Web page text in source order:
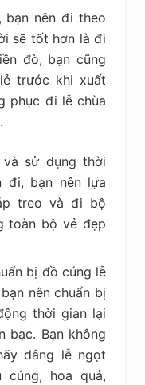
bạn nên đi theo
sẽ tốt hơn là đi
đò, bạn cũng
trước khi xuất
phục đi lễ chùa
sử dụng thời
đi, bạn nên lựa
treo và đi bộ
toàn bộ vẻ đẹp
bị đồ cúng lễ
nên chuẩn bị
thời gian lại
bạc. Bạn không
dâng lễ ngọt
cúng, hoa quả,